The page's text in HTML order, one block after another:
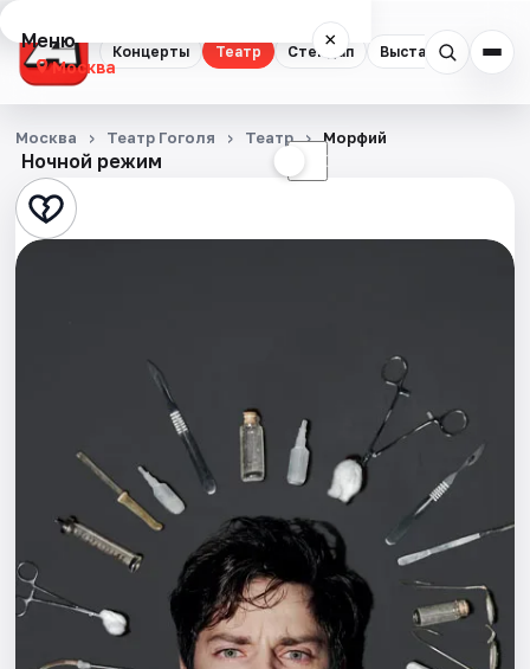
Концерты Театр Стендап Выставки
Меню ×
Москва
Концерты
Театр
Стендап
Спорт
События
Города
Ночной режим ☾
Москва Театр Гоголя Театр Морфий